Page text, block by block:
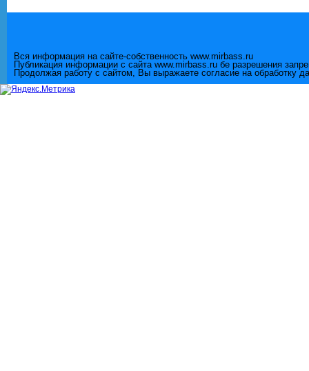
Вся информация на сайте-собственность www.mirbass.ru
Публикация информации с сайта www.mirbass.ru бе разрешения
Продолжая работу с сайтом, Вы выражаете согласие на обработку